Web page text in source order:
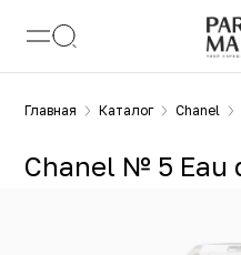
Главная Каталог Chanel
Chanel № 5 Eau